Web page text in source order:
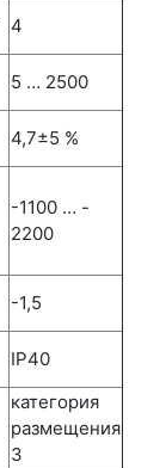
4
5 … 2500
4,7±5 %
-1100 … -
2200
-1,5
IP40
категория
размещения
3